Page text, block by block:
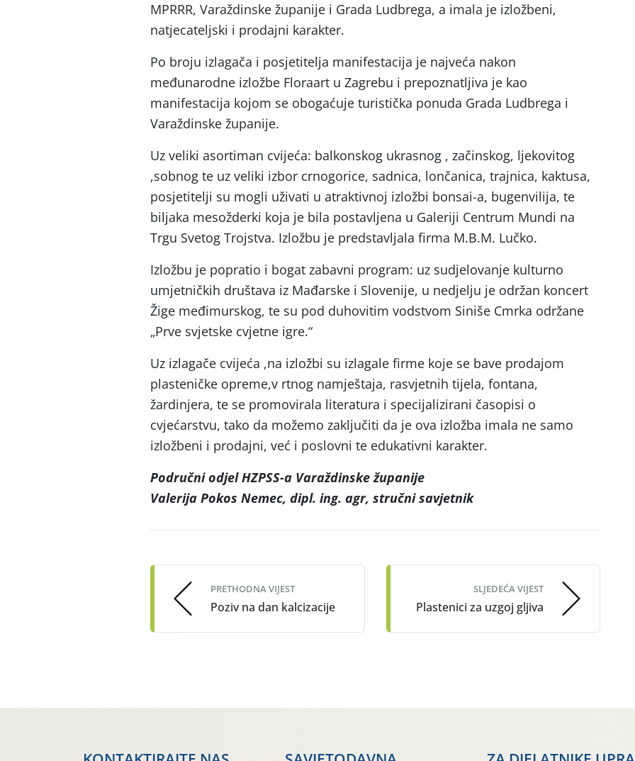
MPRRR, Varaždinske županije i Grada Ludbrega, a imala je izložbeni,
natjecateljski i prodajni karakter.
Po broju izlagača i posjetitelja manifestacija je najveća nakon
međunarodne izložbe Floraart u Zagrebu i prepoznatljiva je kao
manifestacija kojom se obogaćuje turistička ponuda Grada Ludbrega i
Varaždinske županije.
Uz veliki asortiman cvijeća: balkonskog ukrasnog , začinskog, ljekovitog
,sobnog te uz veliki izbor crnogorice, sadnica, lončanica, trajnica, kaktusa,
posjetitelji su mogli uživati u atraktivnoj izložbi bonsai-a, bugenvilija, te
biljaka mesožderki koja je bila postavljena u Galeriji Centrum Mundi na
Trgu Svetog Trojstva. Izložbu je predstavljala firma M.B.M. Lučko.
Izložbu je popratio i bogat zabavni program: uz sudjelovanje kulturno
umjetničkih društava iz Mađarske i Slovenije, u nedjelju je održan koncert
Žige međimurskog, te su pod duhovitim vodstvom Siniše Cmrka održane
„Prve svjetske cvjetne igre.“
Uz izlagače cvijeća ,na izložbi su izlagale firme koje se bave prodajom
plasteničke opreme,v rtnog namještaja, rasvjetnih tijela, fontana,
žardinjera, te se promovirala literatura i specijalizirani časopisi o
cvjećarstvu, tako da možemo zaključiti da je ova izložba imala ne samo
izložbeni i prodajni, već i poslovni te edukativni karakter.
Područni odjel HZPSS-a Varaždinske županije
Valerija Pokos Nemec, dipl. ing. agr, stručni savjetnik
navigation
PRETHODNA VIJEST
Poziv na dan kalcizacije
SLJEDEĆA VIJEST
Plastenici za uzgoj gljiva